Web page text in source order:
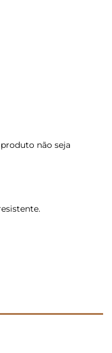
não seja